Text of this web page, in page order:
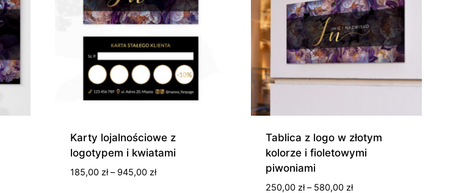
Karty lojalnościowe z
logotypem i kwiatami
185,00 zł – 945,00 złZakres
Tablica z logo w złotym
kolorze i fioletowymi
piwoniami
250,00 zł – 580,00 złZakres